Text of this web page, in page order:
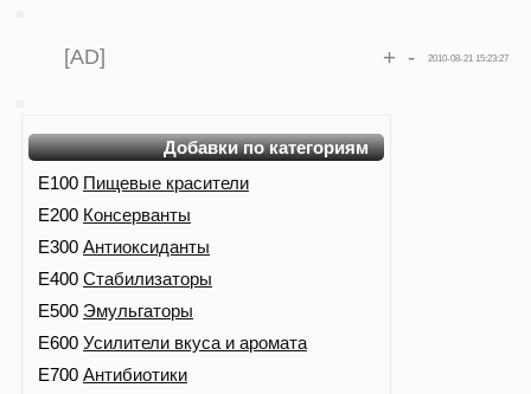
[AD] 2010-08-21 15:23:27
+ -
Добавки по категориям
E100 Пищевые красители
E200 Консерванты
E300 Антиоксиданты
E400 Стабилизаторы
E500 Эмульгаторы
E600 Усилители вкуса и аромата
E700 Антибиотики